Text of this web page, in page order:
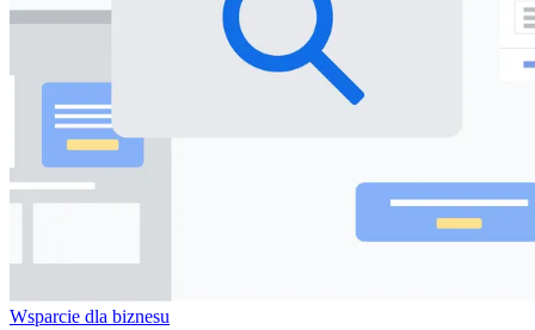
Wsparcie dla biznesu